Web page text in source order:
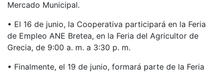
Mercado Municipal.
• El 16 de junio, la Cooperativa participará en la Feria
de Empleo ANE Bretea, en la Feria del Agricultor de
Grecia, de 9:00 a. m. a 3:30 p. m.
• Finalmente, el 19 de junio, formará parte de la Feria